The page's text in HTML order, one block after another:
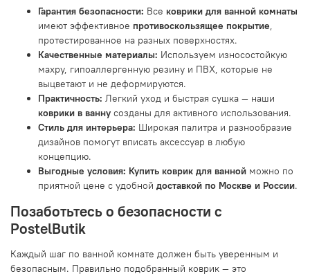
Гарантия безопасности: Все коврики для ванной комнаты
имеют эффективное противоскользящее покрытие,
протестированное на разных поверхностях.
Качественные материалы: Используем износостойкую
махру, гипоаллергенную резину и ПВХ, которые не
выцветают и не деформируются.
Практичность: Легкий уход и быстрая сушка — наши
коврики в ванну созданы для активного использования.
Стиль для интерьера: Широкая палитра и разнообразие
дизайнов помогут вписать аксессуар в любую
концепцию.
Выгодные условия: Купить коврик для ванной можно по
приятной цене с удобной доставкой по Москве и России.
Позаботьтесь о безопасности с
PostelButik
Каждый шаг по ванной комнате должен быть уверенным и
безопасным. Правильно подобранный коврик — это